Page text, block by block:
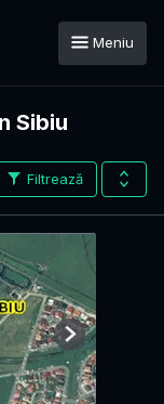
Meniu
Sibiu
Filtrează
Next